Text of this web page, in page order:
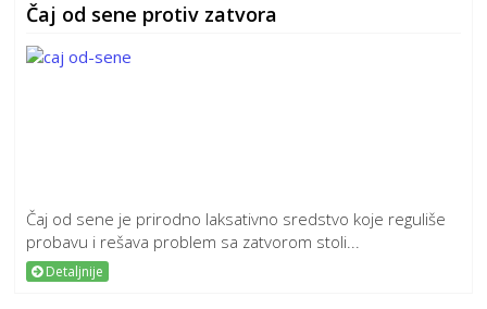
Čaj od sene protiv zatvora
Čaj od sene je prirodno laksativno sredstvo koje reguliše
probavu i rešava problem sa zatvorom stoli...
Detaljnije